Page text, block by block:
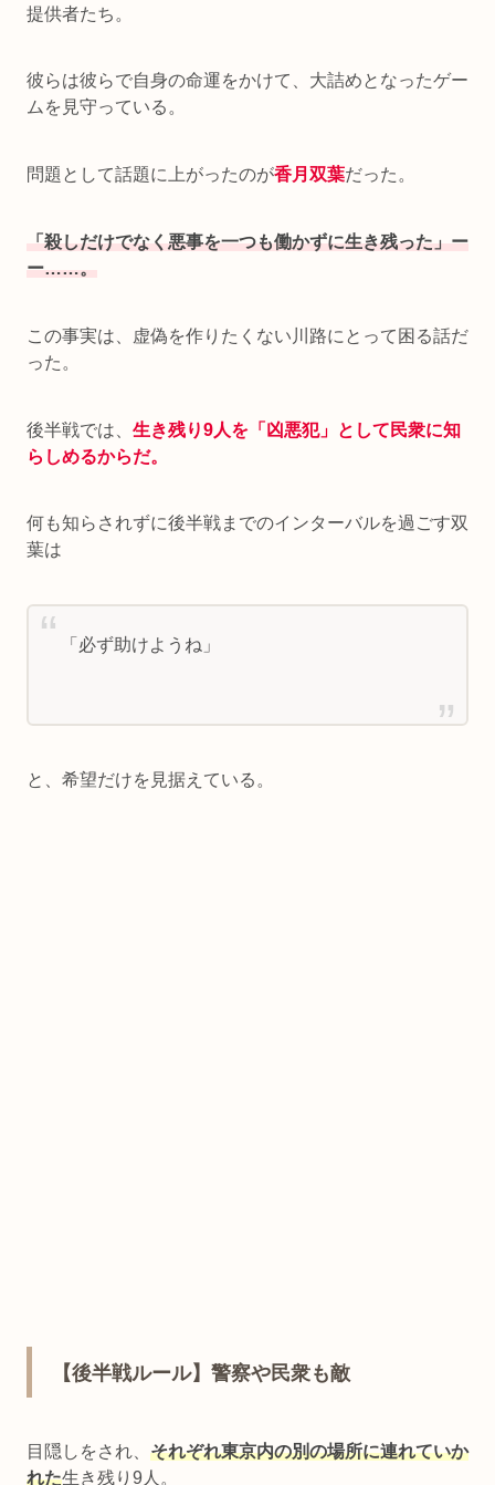
提供者たち。
彼らは彼らで自身の命運をかけて、大詰めとなったゲー
ムを見守っている。
問題として話題に上がったのが香月双葉だった。
「殺しだけでなく悪事を一つも働かずに生き残った」ー
ー……。
この事実は、虚偽を作りたくない川路にとって困る話だ
った。
後半戦では、 生き残り9人を「凶悪犯」として民衆に知
らしめるからだ。
何も知らされずに後半戦までのインターバルを過ごす双
葉は
「必ず助けようね」
と、希望だけを見据えている。
【後半戦ルール】警察や民衆も敵
目隠しをされ、 それぞれ東京内の別の場所に連れていか
れた生き残り9人。